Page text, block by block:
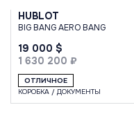
HUBLOT
BIG BANG AERO BANG
19 000 $
1 630 200 ₽
ОТЛИЧНОЕ
КОРОБКА / ДОКУМЕНТЫ